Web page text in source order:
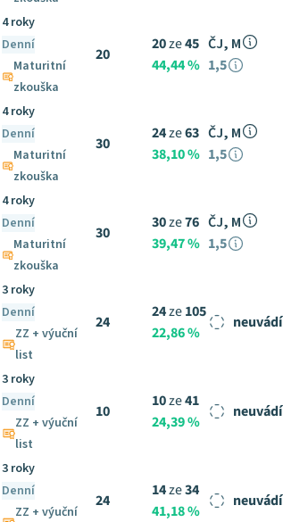
4 roky
Denní
Maturitní
zkouška
20
20ze45
44,44 %
ČJ, M
1,5
4 roky
Denní
Maturitní
zkouška
30
24ze63
38,10 %
ČJ, M
1,5
4 roky
Denní
Maturitní
zkouška
30
30ze76
39,47 %
ČJ, M
1,5
3 roky
Denní
ZZ + výuční
list
24
24ze105
22,86 %
neuvádí
3 roky
Denní
ZZ + výuční
list
10
10ze41
24,39 %
neuvádí
3 roky
Denní
ZZ + výuční
24
14ze34
41,18 %
neuvádí